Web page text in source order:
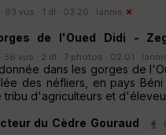
93 vus · 1 dl · 03:20 · Iannis
de l'Oued Didi -
36 vus · 2 dl · 7 photos · 02:01 ·
dans les gorges de
des néfliers, en pays Béni
tribu d'agriculteurs et
du Cèdre Gouraud